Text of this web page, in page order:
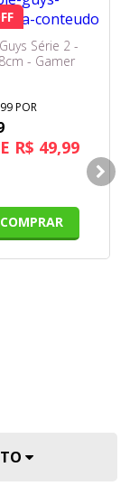
Série 2 -
- Gamer
POR
R$ 49,99